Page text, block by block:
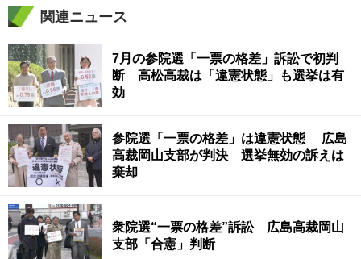
関連ニュース
7月の参院選「一票の格差」訴訟で初判
断 高松高裁は「違憲状態」も選挙は有
効
参院選「一票の格差」は違憲状態 広島
高裁岡山支部が判決 選挙無効の訴えは
棄却
衆院選“一票の格差”訴訟 広島高裁岡山
支部「合憲」判断